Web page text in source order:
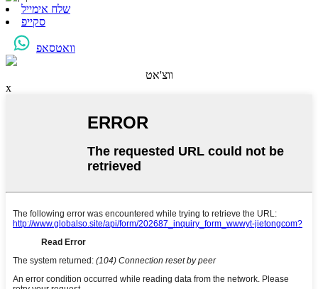
שלח אימייל
סקייפ
וואטסאפ
ווצ'אט
x